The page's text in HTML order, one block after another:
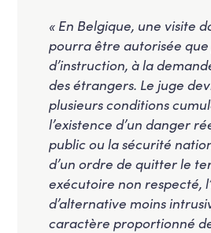
« En Belgique, une visite
pourra être autorisée
d’instruction, à la
des étrangers. Le juge
plusieurs conditions
l’existence d’un danger
public ou la sécurité
d’un ordre de quitter le
exécutoire non respecté,
d’alternative moins
caractère proportionné